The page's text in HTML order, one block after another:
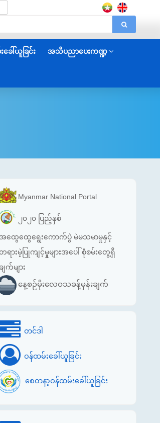
ေါ်ယူခြင်း အသိပညာပေးကဏ္ဍ
Myanmar National Portal
၂၀၂၀ ပြည့်နှစ်
အထွေထွေရွေးကောက်ပွဲ မဲမသမာမှုနှင့်
ရားမဲ့ပြုကျင့်မှုများအပေါ် စုံစမ်းတွေ့ရှိ
ချက်များ
နေ့စဉ်မိုးလေဝသခန့်မှန်းချက်
တင်ဒါ
ဝန်ထမ်းခေါ်ယူခြင်း
စေတနာ့ဝန်ထမ်းခေါ်ယူခြင်း